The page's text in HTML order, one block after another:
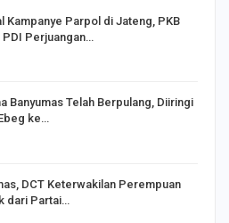
Kampanye Parpol di Jateng, PKB
Perjuangan…
Banyumas Telah Berpulang, Diiringi
ke…
DCT Keterwakilan Perempuan
dari Partai…